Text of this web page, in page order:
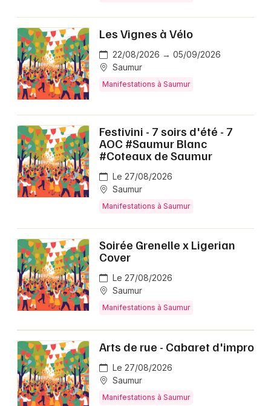
Les Vignes à Vélo
22/08/2026 → 05/09/2026
Saumur
Manifestations à Saumur
Festivini - 7 soirs d'été - 7
AOC #Saumur Blanc
#Coteaux de Saumur
Le 27/08/2026
Saumur
Manifestations à Saumur
Soirée Grenelle x Ligerian
Cover
Le 27/08/2026
Saumur
Manifestations à Saumur
Arts de rue - Cabaret d'impro
Le 27/08/2026
Saumur
Manifestations à Saumur